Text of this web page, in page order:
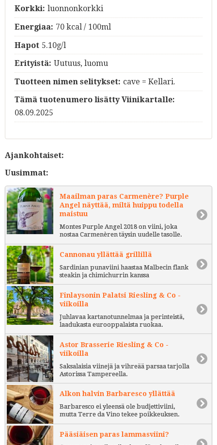
Korkki: luonnonkorkki
Energiaa: 70 kcal / 100ml
Hapot 5.10g/l
Erityistä: Uutuus, luomu
Tuotteen nimen selitykset: cave = Kellari.
Tämä tuotenumero lisätty Viinikartalle:
08.09.2025
Ajankohtaiset:
Uusimmat:
Maailman paras Carmenère? Purple
Angel näyttää, miltä huippu todella
maistuu
Montes Purple Angel 2018 on viini, joka
nostaa Carmenèren täysin uudelle tasolle.
Cannonau yllättää grillillä
Sardinian punaviini haastaa Malbecin flank
steakin ja chimichurrin kanssa
Finlaysonin Palatsi Riesling & Co -
viikoilla
Juhlavaa kartanotunnelmaa ja perinteistä,
laadukasta eurooppalaista ruokaa.
Astor Brasserie Riesling & Co -
viikoilla
Saksalaisia viinejä ja vihreää parsaa tarjolla
Astorissa Tampereella.
Alkon halvin Barbaresco yllättää
Barbaresco ei yleensä ole budjettiviini,
mutta Terre da Vino tekee poikkeuksen.
Pääsiäisen paras lammasviini?